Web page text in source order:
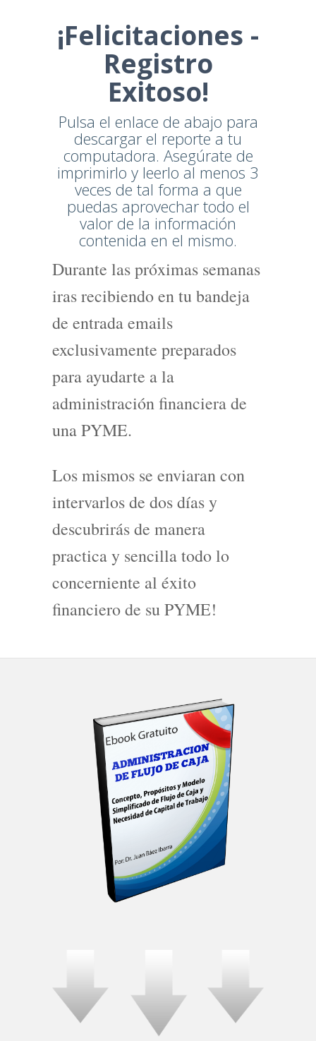
¡Felicitaciones -
Registro
Exitoso!
Pulsa el enlace de abajo para
descargar el reporte a tu
computadora. Asegúrate de
imprimirlo y leerlo al menos 3
veces de tal forma a que
puedas aprovechar todo el
valor de la información
contenida en el mismo.
Durante las próximas semanas
iras recibiendo en tu bandeja
de entrada emails
exclusivamente preparados
para ayudarte a la
administración financiera de
una PYME.
Los mismos se enviaran con
intervarlos de dos días y
descubrirás de manera
practica y sencilla todo lo
concerniente al éxito
financiero de su PYME!